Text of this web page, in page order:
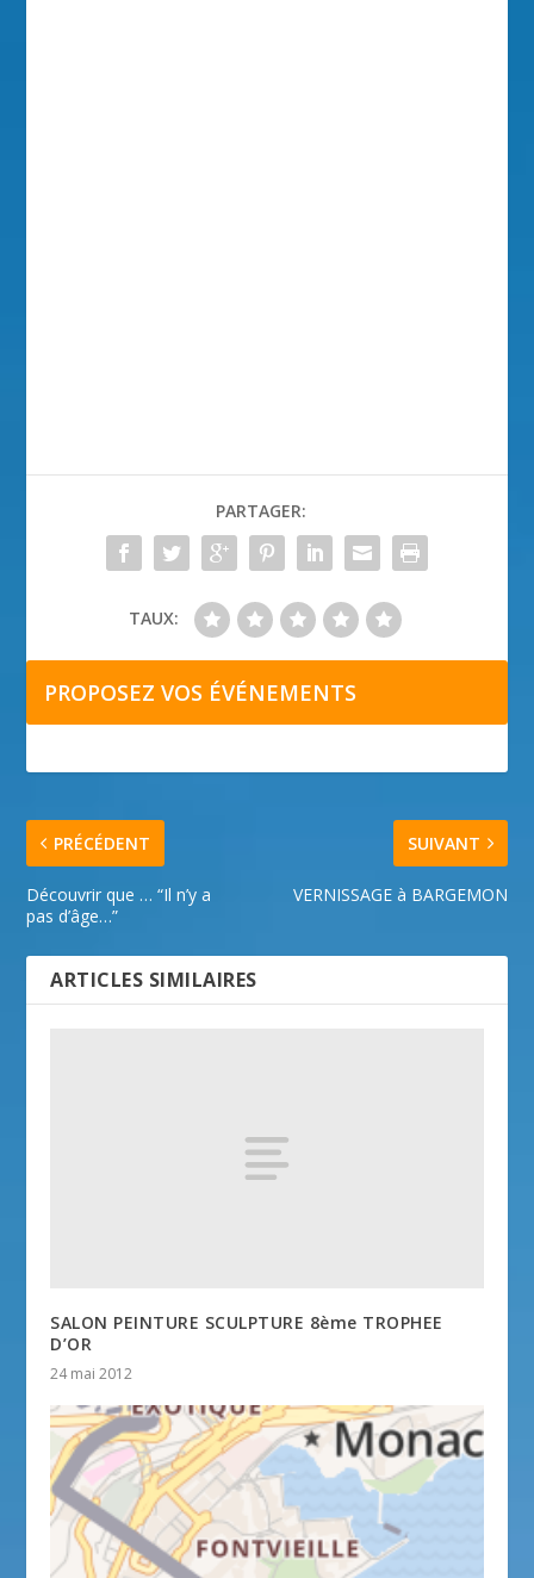
PARTAGER:
TAUX:
PROPOSEZ VOS ÉVÉNEMENTS
PRÉCÉDENT
Découvrir que … “Il n’y a
pas d’âge…”
SUIVANT
VERNISSAGE à BARGEMON
ARTICLES SIMILAIRES
SALON PEINTURE SCULPTURE 8ème TROPHEE
D’OR
24 mai 2012